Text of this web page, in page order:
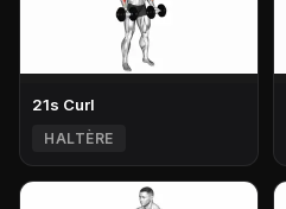
21s Curl
HALTÈRE